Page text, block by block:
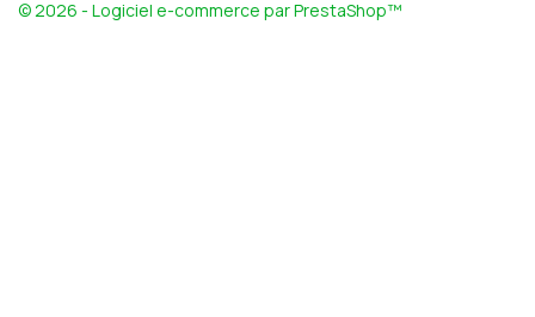
© 2026 - Logiciel e-commerce par PrestaShop™